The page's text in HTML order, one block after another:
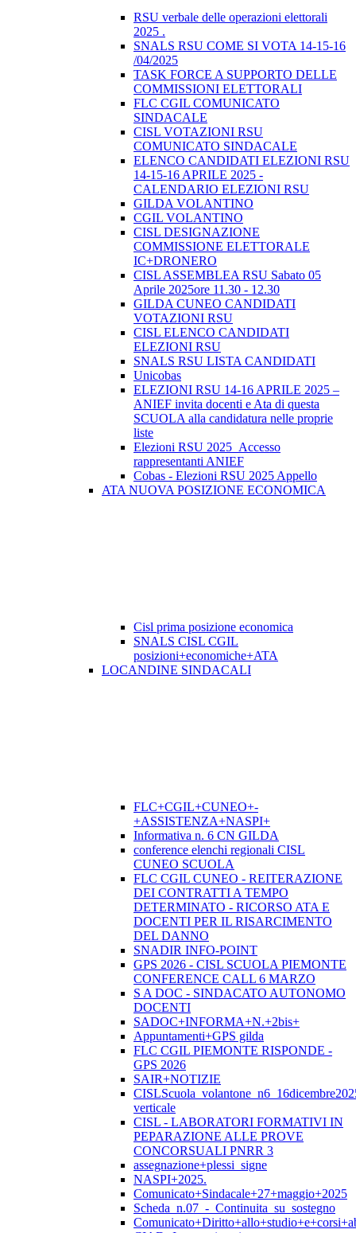
RSU verbale delle operazioni elettorali
2025 .
SNALS RSU COME SI VOTA 14-15-16
/04/2025
TASK FORCE A SUPPORTO DELLE
COMMISSIONI ELETTORALI
FLC CGIL COMUNICATO
SINDACALE
CISL VOTAZIONI RSU
COMUNICATO SINDACALE
ELENCO CANDIDATI ELEZIONI RSU
14-15-16 APRILE 2025 -
CALENDARIO ELEZIONI RSU
GILDA VOLANTINO
CGIL VOLANTINO
CISL DESIGNAZIONE
COMMISSIONE ELETTORALE
IC+DRONERO
CISL ASSEMBLEA RSU Sabato 05
Aprile 2025ore 11.30 - 12.30
GILDA CUNEO CANDIDATI
VOTAZIONI RSU
CISL ELENCO CANDIDATI
ELEZIONI RSU
SNALS RSU LISTA CANDIDATI
Unicobas
ELEZIONI RSU 14-16 APRILE 2025 –
ANIEF invita docenti e Ata di questa
SCUOLA alla candidatura nelle proprie
liste
Elezioni RSU 2025_Accesso
rappresentanti ANIEF
Cobas - Elezioni RSU 2025 Appello
ATA NUOVA POSIZIONE ECONOMICA
Cisl prima posizione economica
SNALS CISL CGIL
posizioni+economiche+ATA
LOCANDINE SINDACALI
FLC+CGIL+CUNEO+-
+ASSISTENZA+NASPI+
Informativa n. 6 CN GILDA
conference elenchi regionali CISL
CUNEO SCUOLA
FLC CGIL CUNEO - REITERAZIONE
DEI CONTRATTI A TEMPO
DETERMINATO - RICORSO ATA E
DOCENTI PER IL RISARCIMENTO
DEL DANNO
SNADIR INFO-POINT
GPS 2026 - CISL SCUOLA PIEMONTE
CONFERENCE CALL 6 MARZO
S A DOC - SINDACATO AUTONOMO
DOCENTI
SADOC+INFORMA+N.+2bis+
Appuntamenti+GPS gilda
FLC CGIL PIEMONTE RISPONDE -
GPS 2026
SAIR+NOTIZIE
verticale
CISL - LABORATORI FORMATIVI IN
PEPARAZIONE ALLE PROVE
CONCORSUALI PNRR 3
assegnazione+plessi_signe
NASPI+2025.
Comunicato+Sindacale+27+maggio+2025
Scheda_n.07_-_Continuita_su_sostegno